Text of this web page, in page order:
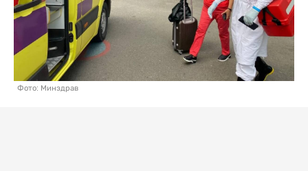
Фото: Минздрав